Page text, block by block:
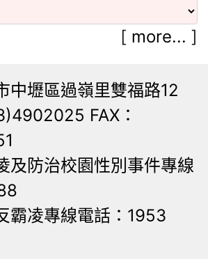
[ more... ]
中壢區過嶺里雙福路12
FAX：
及防治校園性別事件專線
霸凌專線電話：1953